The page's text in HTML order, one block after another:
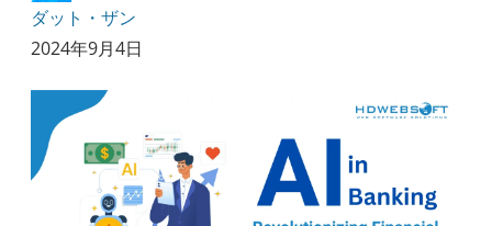
ダット・ザン
2024年9月4日